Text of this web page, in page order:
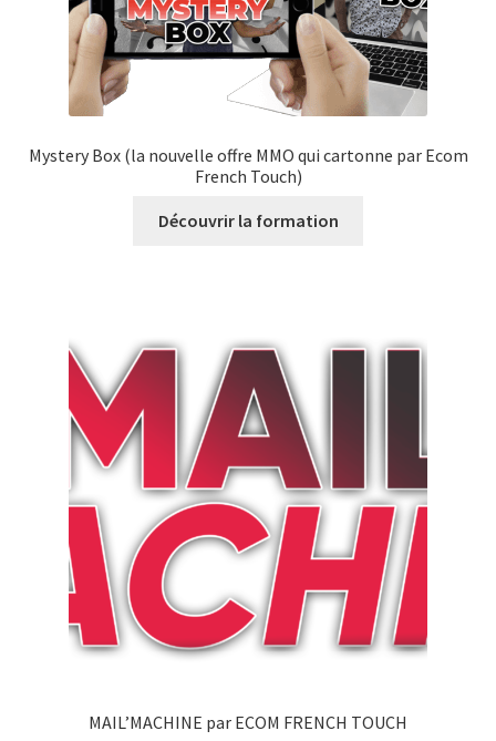
Mystery Box (la nouvelle offre MMO qui cartonne par Ecom
French Touch)
Découvrir la formation
MAIL’MACHINE par ECOM FRENCH TOUCH